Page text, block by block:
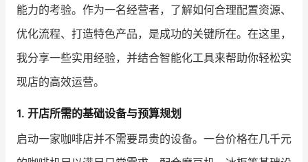
品牌消费观 行业报告
培训课程
私域课程 新零售内参
能力的考验。作为一名经营者，了解如何合理配置资源、
优化流程、打造特色产品，是成功的关键所在。在这里，
我分享一些实用经验，并结合智能化工具来帮助你轻松实
现店的高效运营。
1. 开店所需的基础设备与预算规划
启动一家咖啡店并不需要昂贵的设备。一台价格在几千元